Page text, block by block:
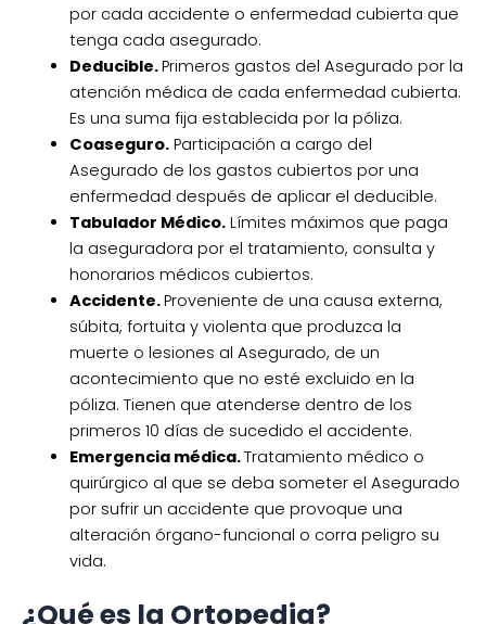
por cada accidente o enfermedad cubierta que
tenga cada asegurado.
Deducible.Primeros gastos del Asegurado por la
atención médica de cada enfermedad cubierta.
Es una suma fija establecida por la póliza.
Coaseguro.Participación a cargo del
Asegurado de los gastos cubiertos por una
enfermedad después de aplicar el deducible.
Tabulador Médico.Límites máximos que paga
la aseguradora por el tratamiento, consulta y
honorarios médicos cubiertos.
Accidente.Proveniente de una causa externa,
súbita, fortuita y violenta que produzca la
muerte o lesiones al Asegurado, de un
acontecimiento que no esté excluido en la
póliza. Tienen que atenderse dentro de los
primeros 10 días de sucedido el accidente.
Emergencia médica.Tratamiento médico o
quirúrgico al que se deba someter el Asegurado
por sufrir un accidente que provoque una
alteración órgano-funcional o corra peligro su
vida.
¿Qué es la Ortopedia?